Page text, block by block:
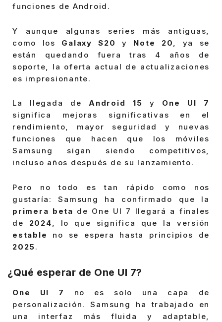
funciones de Android.
Y aunque algunas series más antiguas,
como los Galaxy S20 y Note 20
, ya se
están quedando fuera tras 4 años de
soporte, la oferta actual de actualizaciones
es impresionante.
La llegada deAndroid 15 y One UI 7
significa mejoras significativas en el
rendimiento, mayor seguridad y nuevas
funciones que hacen que los móviles
Samsung sigan siendo competitivos,
incluso años después de su lanzamiento.
Pero no todo es tan rápido como nos
gustaría: Samsung ha confirmado que la
primera beta de One UI 7 llegará a finales
de 2024 , lo que significa que la versión
estable
no se espera hasta principios de
2025.
¿Qué esperar de One UI 7?
One UI 7
no es solo una capa de
personalización. Samsung ha trabajado en
una interfaz más fluida y adaptable,